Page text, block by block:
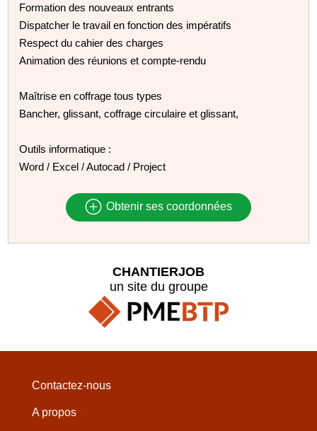
Formation des nouveaux entrants
Dispatcher le travail en fonction des impératifs
Respect du cahier des charges
Animation des réunions et compte-rendu
Maîtrise en coffrage tous types
Bancher, glissant, coffrage circulaire et glissant,
Outils informatique :
Word / Excel / Autocad / Project
Obtenir ses coordonnées
CHANTIERJOB
un site du groupe
Contactez-nous
A propos